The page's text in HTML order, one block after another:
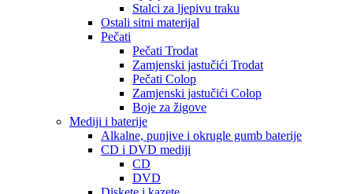
Stalci za ljepivu traku
Ostali sitni materijal
Pečati
Pečati Trodat
Zamjenski jastučići Trodat
Pečati Colop
Zamjenski jastučići Colop
Boje za žigove
Mediji i baterije
Alkalne, punjive i okrugle gumb baterije
CD i DVD mediji
CD
DVD